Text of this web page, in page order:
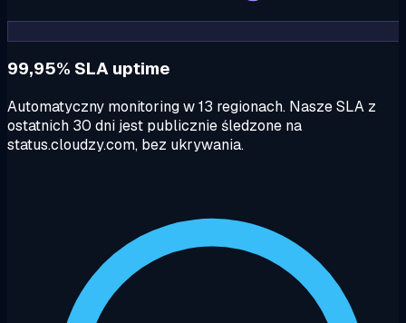
99,95% SLA uptime
Automatyczny monitoring w 13 regionach. Nasze SLA z
ostatnich 30 dni jest publicznie śledzone na
status.cloudzy.com, bez ukrywania.